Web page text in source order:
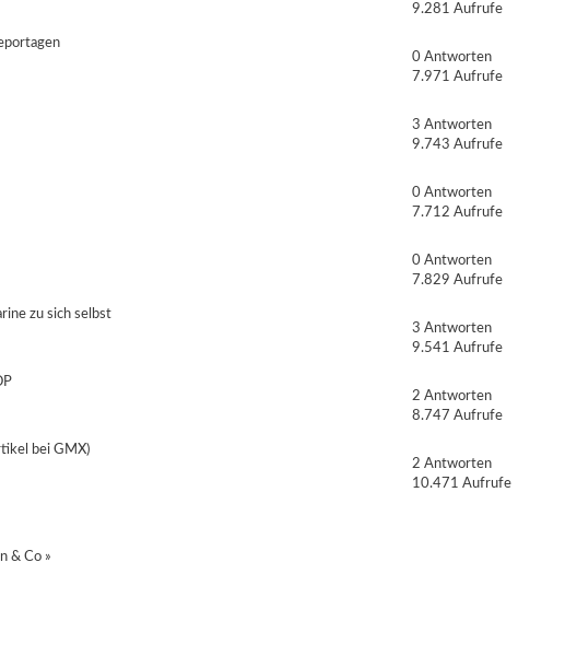
9.281 Aufrufe
0 Antworten
7.971 Aufrufe
3 Antworten
9.743 Aufrufe
0 Antworten
7.712 Aufrufe
0 Antworten
7.829 Aufrufe
zu sich selbst
3 Antworten
9.541 Aufrufe
2 Antworten
8.747 Aufrufe
bei GMX)
2 Antworten
10.471 Aufrufe
& Co »